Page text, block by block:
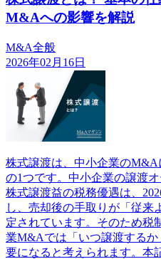
M&Aへの影響を解説
M&A全般
2026年02月16日
株式譲渡は、中小企業の
の1つです。中小企業の譲渡
株式譲渡益の税務優遇は、
し、売却後の手取りが「従来
定されています。そのため税
業M&Aでは「いつ譲渡する
要になると考えられます。本